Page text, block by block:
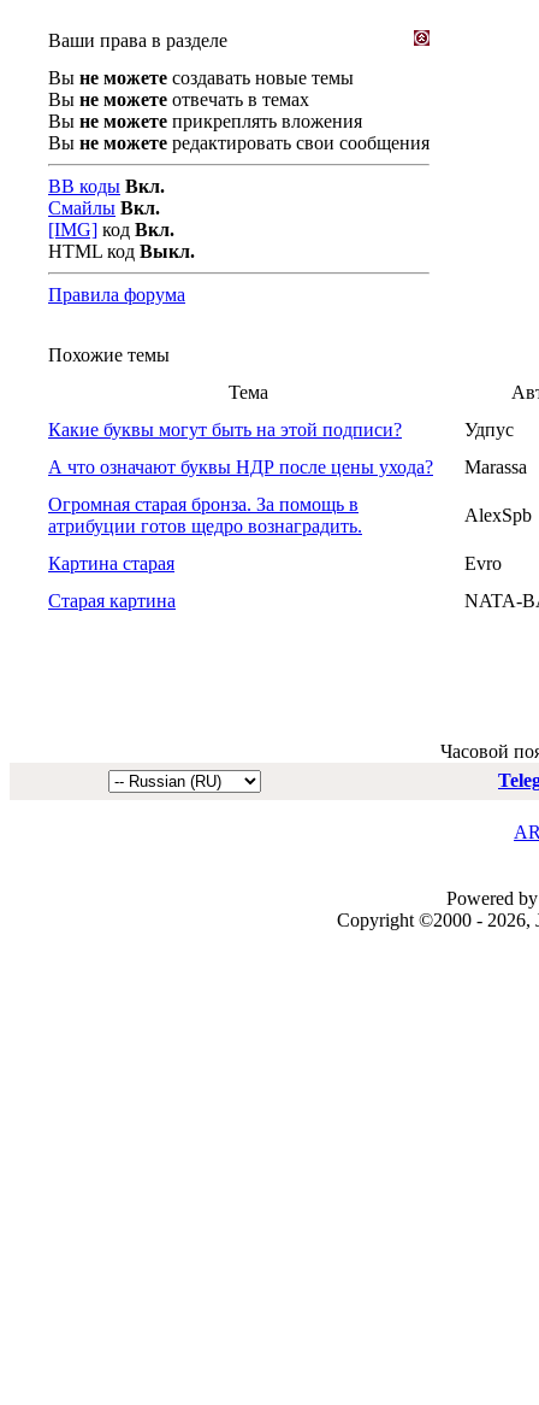
Ваши права в разделе
Вы не можете создавать новые темы
Вы не можете отвечать в темах
Вы не можете прикреплять вложения
Вы не можете редактировать свои сообщения
BB коды Вкл.
Смайлы Вкл.
[IMG] код Вкл.
HTML код Выкл.
Правила форума
Похожие темы
Тема
Какие буквы могут быть на этой подписи?
Удпус
А что означают буквы НДР после цены ухода?
Marassa
Огромная старая бронза. За помощь в
атрибуции готов щедро вознаградить.
AlexSpb
Картина старая
Evro
Старая картина
NATA-
Часовой
Powered
Copyright ©2000 - 2026,